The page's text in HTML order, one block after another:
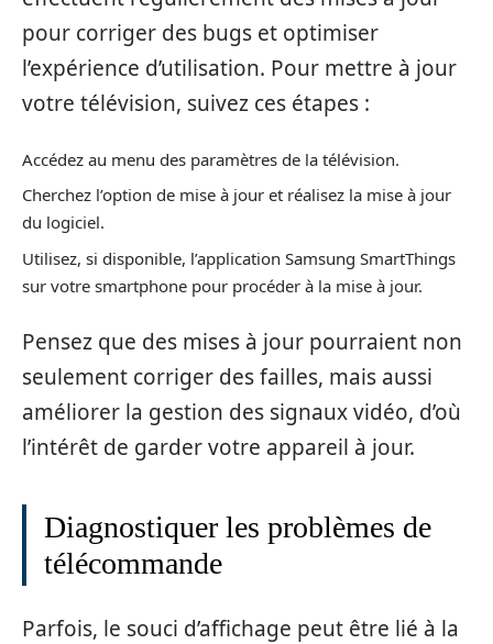
pour corriger des bugs et optimiser
l’expérience d’utilisation. Pour mettre à jour
votre télévision, suivez ces étapes :
Accédez au menu des paramètres de la télévision.
Cherchez l’option de mise à jour et réalisez la mise à jour
du logiciel.
Utilisez, si disponible, l’application Samsung SmartThings
sur votre smartphone pour procéder à la mise à jour.
Pensez que des mises à jour pourraient non
seulement corriger des failles, mais aussi
améliorer la gestion des signaux vidéo, d’où
l’intérêt de garder votre appareil à jour.
Diagnostiquer les problèmes de
télécommande
Parfois, le souci d’affichage peut être lié à la